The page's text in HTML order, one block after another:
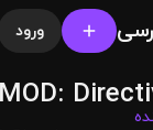
ورود